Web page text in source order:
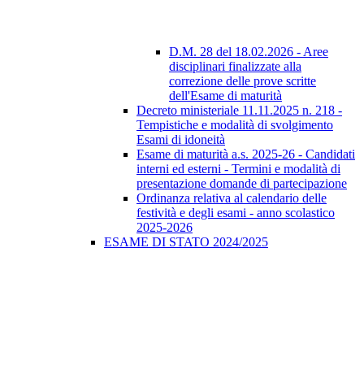
D.M. 28 del 18.02.2026 - Aree
disciplinari finalizzate alla
correzione delle prove scritte
dell'Esame di maturità
Decreto ministeriale 11.11.2025 n. 218 -
Tempistiche e modalità di svolgimento
Esami di idoneità
Esame di maturità a.s. 2025-26 - Candidati
interni ed esterni - Termini e modalità di
presentazione domande di partecipazione
Ordinanza relativa al calendario delle
festività e degli esami - anno scolastico
2025-2026
ESAME DI STATO 2024/2025